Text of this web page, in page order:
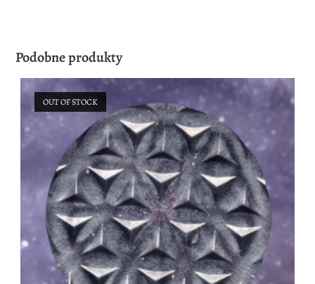
Podobne produkty
OUT OF STOCK